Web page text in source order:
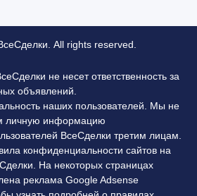
All rights reserved.
не несет ответственность за
объявлений.
наших пользователей. Мы не
личную информацию
ВсеСделки третим лицам.
конфиденциальности сайтов на
На некоторых страницах
реклама Google Adsense